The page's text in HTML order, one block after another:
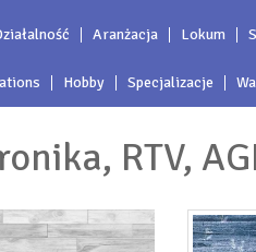
Aranżacja Lokum
Hobby Specjalizacje
RTV,